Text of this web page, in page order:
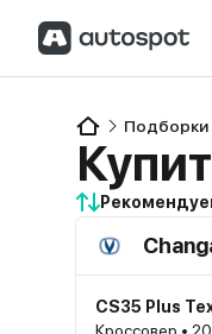
Подборки
CS35 Plus